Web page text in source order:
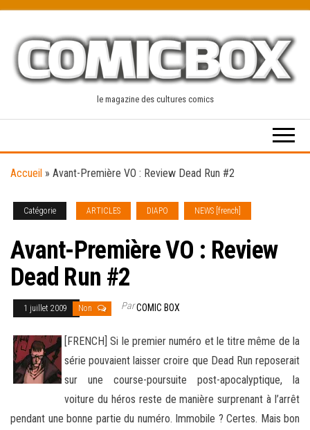
content
le magazine des cultures comics
Accueil » Avant-Première VO : Review Dead Run #2
Catégorie ARTICLES DIAPO NEWS [french]
Avant-Première VO : Review
Dead Run #2
1 juillet 2009 Non ParCOMIC BOX
[FRENCH] Si le premier numéro et le titre même de la
série pouvaient laisser croire que Dead Run reposerait
sur une course-poursuite post-apocalyptique, la
voiture du héros reste de manière surprenant à l’arrêt
pendant une bonne partie du numéro. Immobile ? Certes. Mais bon